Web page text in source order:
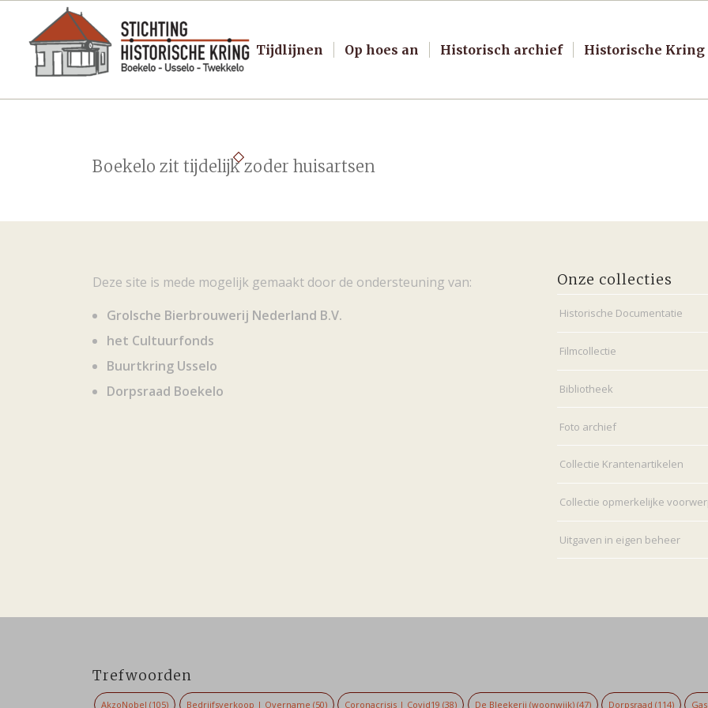
Tijdlijnen Op hoes an Historisch archief Historische Kring
Boekelo zit tijdelijk zoder huisartsen
Deze site is mede mogelijk gemaakt door de ondersteuning van:
Grolsche Bierbrouwerij Nederland B.V.
het Cultuurfonds
Buurtkring Usselo
Dorpsraad Boekelo
Onze collecties
Historische Documentatie
Filmcollectie
Bibliotheek
Foto archief
Collectie Krantenartikelen
Collectie opmerkelijke
Uitgaven in eigen beheer
Trefwoorden
AkzoNobel (105) Bedrijfsverkoop | Overname (50) Coronacrisis | Covid19 (38) De Bleekerij (woonwijk)(47) Dorpsraad (114)